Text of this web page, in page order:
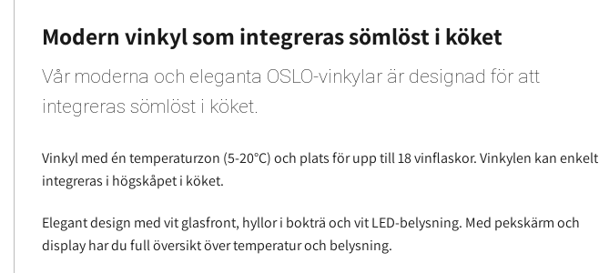
Modern vinkyl som integreras sömlöst i köket
Vår moderna och eleganta OSLO-vinkylar är designad för att
integreras sömlöst i köket.
Vinkyl med én temperaturzon (5-20°C) och plats för upp till 18 vinflaskor. Vinkylen kan enkelt
integreras i högskåpet i köket.
Elegant design med vit glasfront, hyllor i bokträ och vit LED-belysning. Med pekskärm och
display har du full översikt över temperatur och belysning.